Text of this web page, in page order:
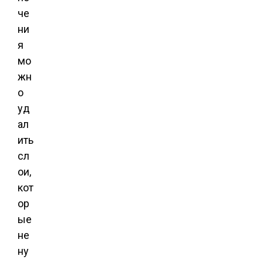
че
ни
я
мо
жн
о
уд
ал
ить
сл
ои,
кот
ор
ые
не
ну